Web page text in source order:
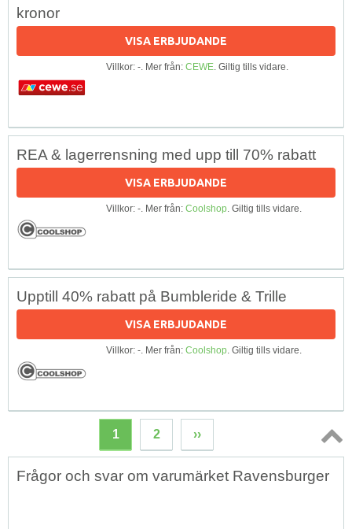
kronor
VISA ERBJUDANDE
Villkor: -. Mer från: CEWE. Giltig tills vidare.
REA & lagerrensning med upp till 70% rabatt
VISA ERBJUDANDE
Villkor: -. Mer från: Coolshop. Giltig tills vidare.
Upptill 40% rabatt på Bumbleride & Trille
VISA ERBJUDANDE
Villkor: -. Mer från: Coolshop. Giltig tills vidare.
1 2 ››
Topp
Frågor och svar om varumärket Ravensburger